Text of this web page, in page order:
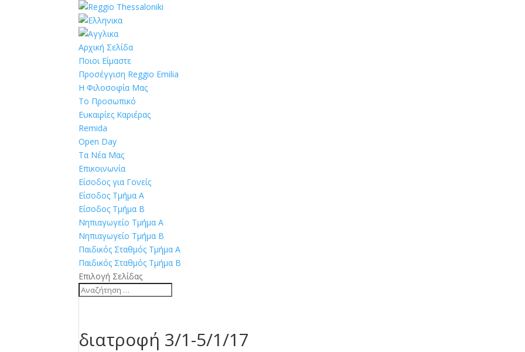
Αρχική Σελίδα
Ποιοι Είμαστε
Προσέγγιση Reggio Emilia
Η Φιλοσοφία Μας
Το Προσωπικό
Ευκαιρίες Καριέρας
Remida
Open Day
Τα Νέα Μας
Επικοινωνία
Είσοδος για Γονείς
Είσοδος Τμήμα Α
Είσοδος Τμήμα Β
Νηπιαγωγείο Τμήμα Α
Νηπιαγωγείο Τμήμα Β
Παιδικός Σταθμός Τμήμα Α
Παιδικός Σταθμός Τμήμα Β
Επιλογή Σελίδας
διατροφή 3/1-5/1/17